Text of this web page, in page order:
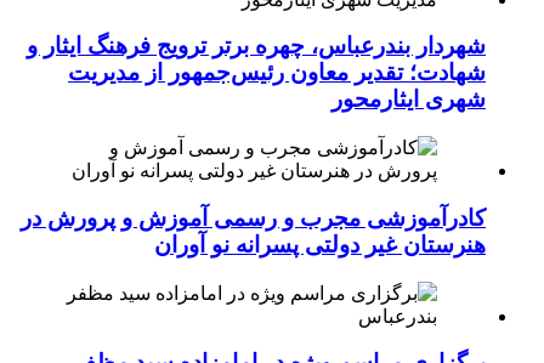
شهردار بندرعباس، چهره برتر ترویج فرهنگ ایثار و
شهادت؛ تقدیر معاون رئیس‌جمهور از مدیریت
شهری ایثارمحور
کادرآموزشی مجرب و رسمی آموزش و پرورش در
هنرستان غیر دولتی پسرانه نو آوران